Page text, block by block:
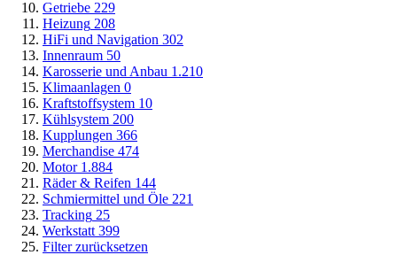
Getriebe 229
Heizung 208
HiFi und Navigation 302
Innenraum 50
Karosserie und Anbau 1.210
Klimaanlagen 0
Kraftstoffsystem 10
Kühlsystem 200
Kupplungen 366
Merchandise 474
Motor 1.884
Räder & Reifen 144
Schmiermittel und Öle 221
Tracking 25
Werkstatt 399
Filter zurücksetzen